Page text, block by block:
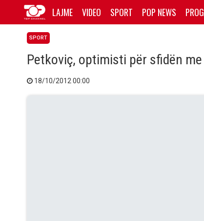
LAJME VIDEO SPORT POP NEWS
SPORT
Petkoviç, optimisti për sfidën
18/10/2012 00:00